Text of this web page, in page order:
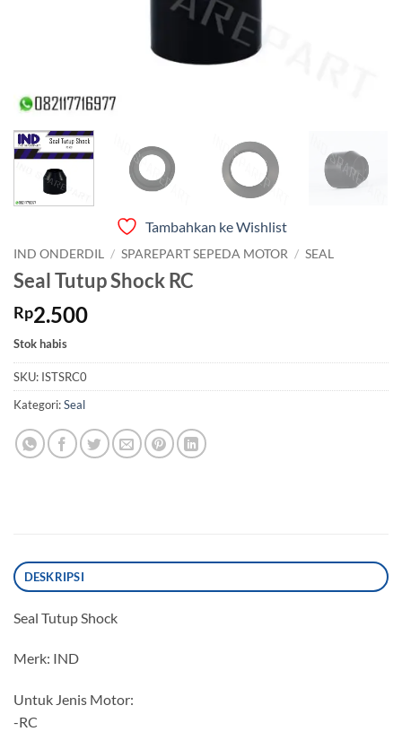
Tambahkan ke Wishlist
IND ONDERDIL / SPAREPART SEPEDA MOTOR / SEAL
Seal Tutup Shock RC
Rp2.500
Stok habis
SKU: ISTSRC0
Kategori:Seal
DESKRIPSI
Seal Tutup Shock
Merk: IND
Untuk Jenis Motor:
-RC